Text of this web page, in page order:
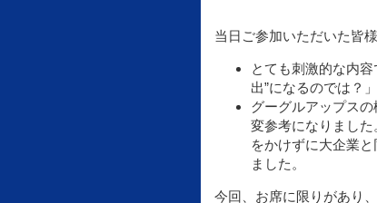
当日ご参加いただいた皆
とても刺激的な内
出”になるのでは？
グーグルアップス
変参考になりまし
をかけずに大企業
ました。
今回、お席に限りがあり